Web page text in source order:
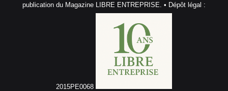
publication du Magazine LIBRE ENTREPRISE. • Dépôt légal :
2015PE0068